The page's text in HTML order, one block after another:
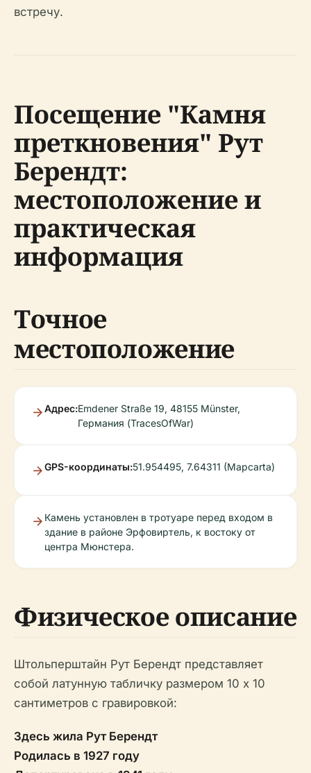
встречу.
Посещение "Камня
преткновения" Рут
Берендт:
местоположение и
практическая
информация
Точное
местоположение
Адрес:Emdener Straße 19, 48155 Münster,
Германия (TracesOfWar)
GPS-координаты:51.954495, 7.64311 (Mapcarta)
Камень установлен в тротуаре перед входом в
здание в районе Эрфовиртель, к востоку от
центра Мюнстера.
Физическое описание
Штольперштайн Рут Берендт представляет
собой латунную табличку размером 10 х 10
сантиметров с гравировкой:
Здесь жила Рут Берендт
Родилась в 1927 году